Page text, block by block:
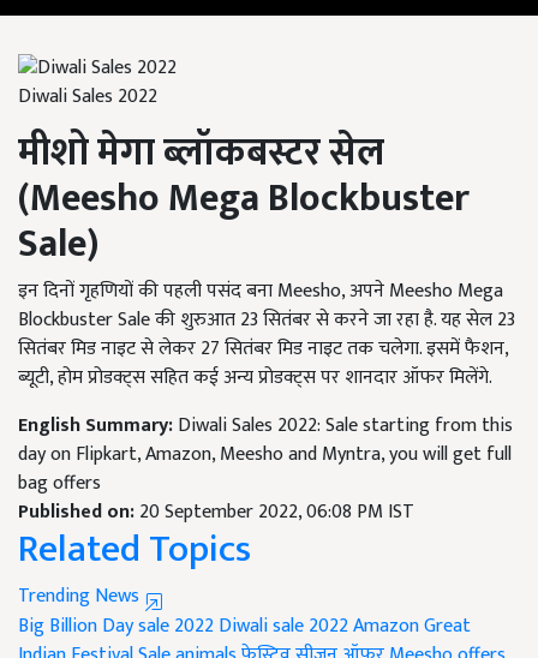
Diwali Sales 2022
मीशो मेगा ब्लॉकबस्टर सेल
(Meesho Mega Blockbuster
Sale)
इन दिनों गृहणियों की पहली पसंद बना Meesho, अपने Meesho Mega
Blockbuster Sale की शुरुआत 23 सितंबर से करने जा रहा है. यह सेल 23
सितंबर मिड नाइट से लेकर 27 सितंबर मिड नाइट तक चलेगा. इसमें फैशन,
ब्यूटी, होम प्रोडक्ट्स सहित कई अन्य प्रोडक्ट्स पर शानदार ऑफर मिलेंगे.
English Summary:Diwali Sales 2022: Sale starting from this
day on Flipkart, Amazon, Meesho and Myntra, you will get full
bag offers
Published on:20 September 2022, 06:08 PM IST
Related Topics
Trending News
Big Billion Daysale 2022Diwali sale 2022Amazon Great